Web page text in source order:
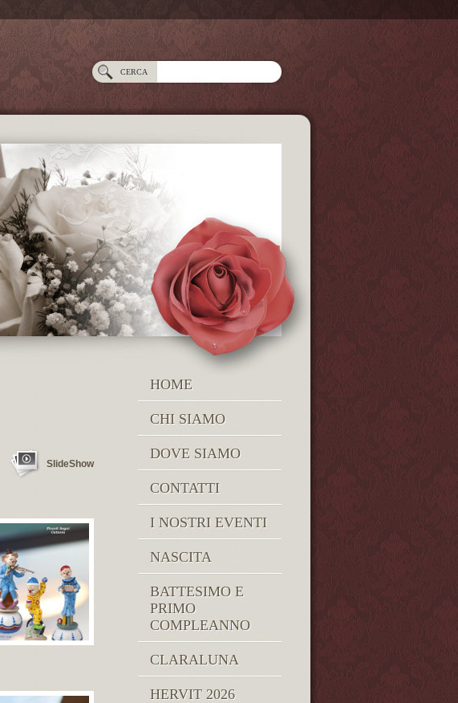
SlideShow
HOME
CHI SIAMO
DOVE SIAMO
CONTATTI
I NOSTRI EVENTI
NASCITA
BATTESIMO E
PRIMO
COMPLEANNO
CLARALUNA
HERVIT 2026